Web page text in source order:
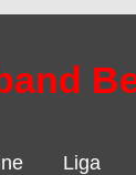
Liga